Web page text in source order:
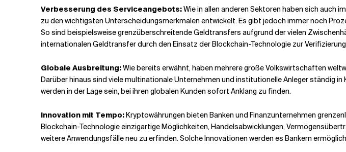
Verbesserung des Serviceangebots:Wie in allen anderen Sektoren haben sich auch
zu den wichtigsten Unterscheidungsmerkmalen entwickelt. Es gibt jedoch immer noch
So sind beispielsweise grenzüberschreitende Geldtransfers aufgrund der vielen
internationalen Geldtransfer durch den Einsatz der Blockchain-Technologie zur
Globale Ausbreitung:Wie bereits erwähnt, haben mehrere große Volkswirtschaften
Darüber hinaus sind viele multinationale Unternehmen und institutionelle Anleger ständig
werden in der Lage sein, bei ihren globalen Kunden sofort Anklang zu finden.
Innovation mit Tempo:Kryptowährungen bieten Banken und Finanzunternehmen
Blockchain-Technologie einzigartige Möglichkeiten, Handelsabwicklungen,
weitere Anwendungsfälle neu zu erfinden. Solche Innovationen werden es Bankern